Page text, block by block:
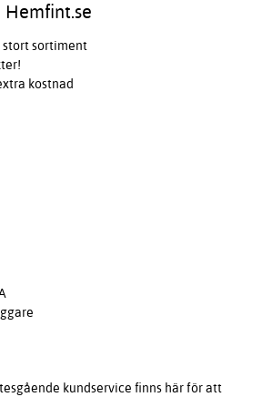
stort sortiment
kostnad
kundservice finns här för att